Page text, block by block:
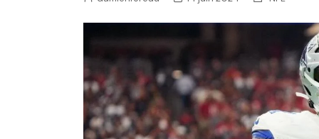
NFL – Power Rankings
Pronostics et paris NFL
Super Bowl LIX
Histoire et Légendes